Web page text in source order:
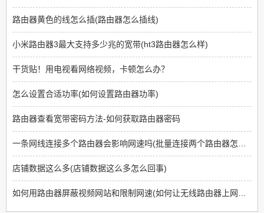
路由器黄色的线怎么插(路由器怎么插线)
小米路由器3最大支持多少兆的宽带(ht3路由器怎么样)
干货贴！用电视看网络视频，卡顿怎么办？
怎么设置合适功率(如何设置路由器功率)
路由器查看宽带密码方法-如何获取路由器密码
店铺数据这么多(店铺数据这么多怎么回事)